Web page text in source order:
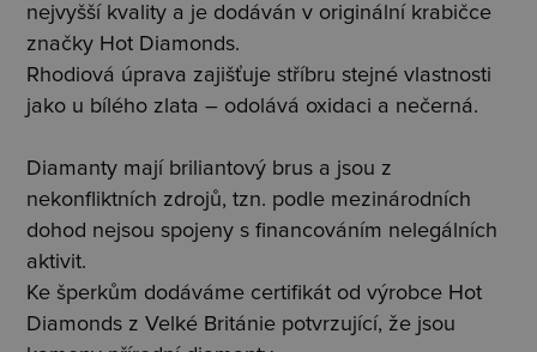
nejvyšší kvality a je dodáván v originální krabičce
značky Hot Diamonds.
Rhodiová úprava zajišťuje stříbru stejné vlastnosti
jako u bílého zlata – odolává oxidaci a nečerná.
Diamanty mají briliantový brus a jsou z
nekonfliktních zdrojů, tzn. podle mezinárodních
dohod nejsou spojeny s financováním nelegálních
aktivit.
Ke šperkům dodáváme certifikát od výrobce Hot
Diamonds z Velké Británie potvrzující, že jsou